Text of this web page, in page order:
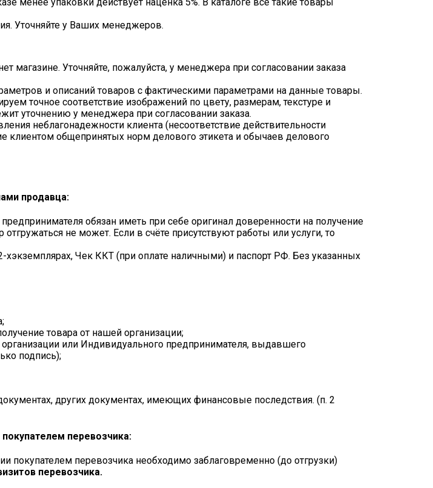
Уточняйте у Ваших менеджеров.
магазине. Уточняйте, пожалуйста, у менеджера при согласовании заказа
и описаний товаров с фактическими параметрами на данные товары.
точное соответствие изображений по цвету, размерам, текстуре и
уточнению у менеджера при согласовании заказа.
неблагонадежности клиента (несоответствие действительности
клиентом общепринятых норм делового этикета и обычаев делового
продавца:
обязан иметь при себе оригинал доверенности на получение
не может. Если в счёте присутствуют работы или услуги, то
Чек ККТ (при оплате наличными) и паспорт РФ. Без указанных
товара от нашей организации;
организации или Индивидуального предпринимателя, выдавшего
подпись);
других документах, имеющих финансовые последствия. (п. 2
перевозчика:
покупателем перевозчика необходимо заблаговременно (до отгрузки)
перевозчика.